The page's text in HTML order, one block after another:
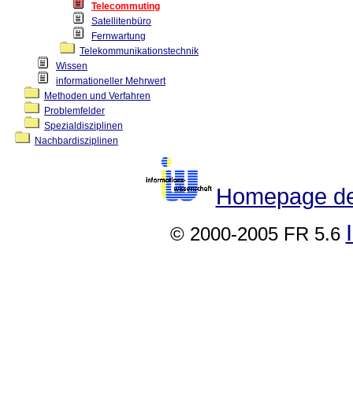
Telecommuting
Satellitenbüro
Fernwartung
Telekommunikationstechnik
Wissen
informationeller Mehrwert
Methoden und Verfahren
Problemfelder
Spezialdisziplinen
Nachbardisziplinen
Homepage
© 2000-2005 FR 5.6